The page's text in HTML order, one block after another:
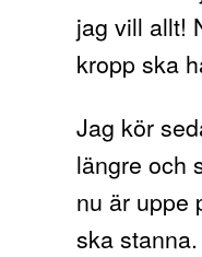
jag vill allt!
kropp ska
Jag kör
längre och
nu är uppe
ska